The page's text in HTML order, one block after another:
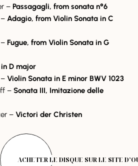
– Passagagli, from sonata n°6
Adagio, from Violin Sonata in C
Fugue, from Violin Sonata in G
D major
Violin Sonata in E minor BWV 1023
– Sonata III, Imitazione delle
– Victori der Christen
ACHETER LE DISQUE SUR LE SITE